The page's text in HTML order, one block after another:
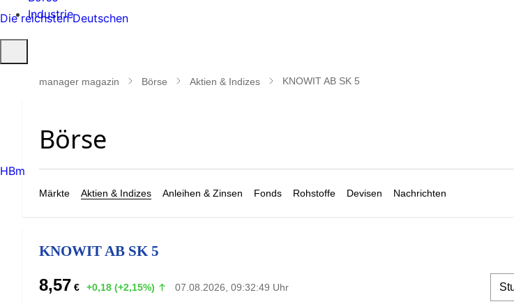
Industrie
öffnen
manager magazin Börse Aktien & Indizes KNOWIT AB SK 5
Märkte Aktien & Indizes Anleihen & Zinsen Fonds Rohstoffe Devisen Nachrichten
KNOWIT AB SK 5
8,57 € +0,18 (+2,15%) 07.08.2026, 09:32:49 Uhr
Die reichsten Deutschen
HBm